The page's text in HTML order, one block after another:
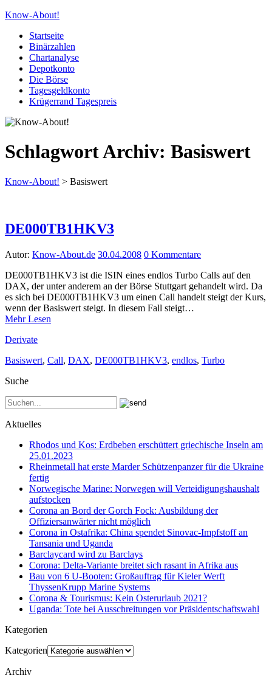
Know-About!
Startseite
Binärzahlen
Chartanalyse
Depotkonto
Die Börse
Tagesgeldkonto
Krügerrand Tagespreis
Schlagwort Archiv: Basiswert
Know-About! > Basiswert
DE000TB1HKV3
Autor: Know-About.de 30.04.2008 0 Kommentare
DE000TB1HKV3 ist die ISIN eines endlos Turbo Calls auf den
DAX, der unter anderem an der Börse Stuttgart gehandelt wird. Da
es sich bei DE000TB1HKV3 um einen Call handelt steigt der Kurs,
wenn der Basiswert steigt. In diesem Fall steigt…
Mehr Lesen
Derivate
Basiswert, Call, DAX, DE000TB1HKV3, endlos, Turbo
Suche
Aktuelles
Rhodos und Kos: Erdbeben erschüttert griechische Inseln am
25.01.2023
Rheinmetall hat erste Marder Schützenpanzer für die Ukraine
fertig
Norwegische Marine: Norwegen will Verteidigungshaushalt
aufstocken
Corona an Bord der Gorch Fock: Ausbildung der
Offiziersanwärter nicht möglich
Corona in Ostafrika: China spendet Sinovac-Impfstoff an
Tansania und Uganda
Barclaycard wird zu Barclays
Corona: Delta-Variante breitet sich rasant in Afrika aus
Bau von 6 U-Booten: Großauftrag für Kieler Werft
ThyssenKrupp Marine Systems
Corona & Tourismus: Kein Osterurlaub 2021?
Uganda: Tote bei Ausschreitungen vor Präsidentschaftswahl
Kategorien
Kategorien
Archiv